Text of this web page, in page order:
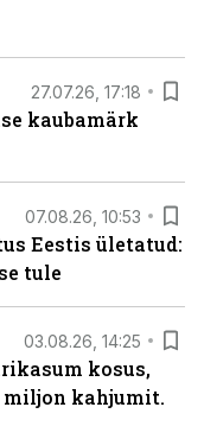
27.07.26, 17:18
kaubamärk
07.08.26, 10:53
Eestis ületatud:
tule
03.08.26, 14:25
kosus,
miljon kahjumit.